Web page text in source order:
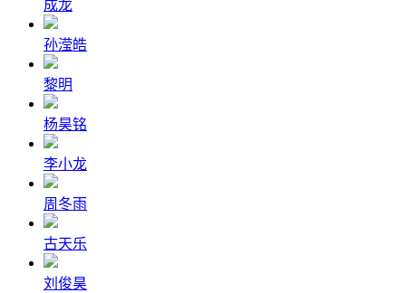
成龙
孙滢皓
黎明
杨昊铭
李小龙
周冬雨
古天乐
刘俊昊